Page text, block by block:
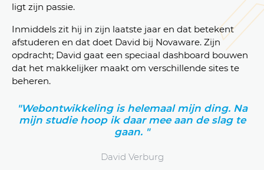
ligt zijn passie.
Inmiddels zit hij in zijn laatste jaar en dat betekent
afstuderen en dat doet David bij Novaware. Zijn
opdracht; David gaat een speciaal dashboard bouwen
dat het makkelijker maakt om verschillende sites te
beheren.
"Webontwikkeling is helemaal mijn ding. Na
mijn studie hoop ik daar mee aan de slag te
gaan. "
David Verburg